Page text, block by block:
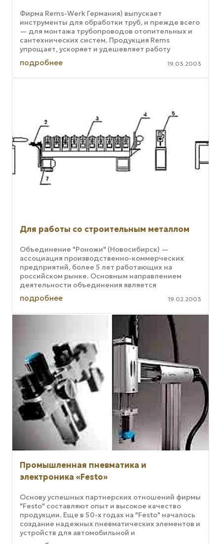
Фирма Rems-Werk Германия) выпускает
инструменты для обработки труб, и прежде всего
— для монтажа трубопроводов отопительных и
сантехнических систем. Продукция Rems
упрощает, ускоряет и удешевляет работу
слесаря-сантехника. Резьбонарезной инструмент
...
подробнее 19.03.2003
Для работы со строительным металлом
Объединение "Роножи" (Новосибирск) —
ассоциация производственно-коммерческих
предприятий, более 5 лет работающих на
российском рынке. Основным направлением
деятельности объединения является
производство металлообрабатывающего
оборудования — как ...
подробнее 19.02.2003
Промышленная пневматика и
электроника «Festo»
Основу успешных партнерских отношений фирмы
"Festo" составляют опыт и высокое качество
продукции. Еще в 50-х годах на "Festo" началось
создание надежных пневматических элементов и
устройств для автомобильной и
машиностроительной промышленности. А ...